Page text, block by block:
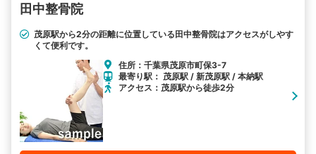
田中整骨院
茂原駅から2分の距離に位置している田中整骨院はアクセスがしやす
くて便利です。
住所：千葉県茂原市町保3-7
最寄り駅： 茂原駅 / 新茂原駅 / 本納駅
アクセス：茂原駅から徒歩2分